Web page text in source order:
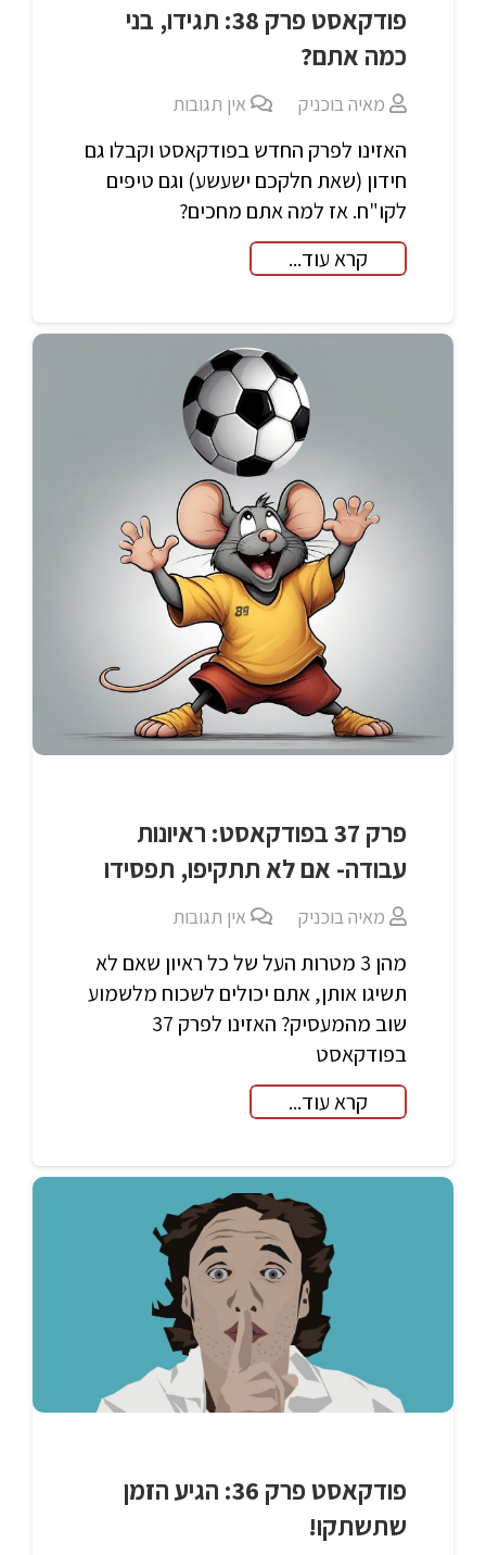
פודקאסט פרק 38: תגידו, בני
כמה אתם?
מאיה בוכניק אין תגובות
האזינו לפרק החדש בפודקאסט וקבלו גם
חידון (שאת חלקכם ישעשע) וגם טיפים
לקו"ח. אז למה אתם מחכים?
קרא עוד...
פרק 37 בפודקאסט: ראיונות
עבודה- אם לא תתקיפו, תפסידו
מאיה בוכניק אין תגובות
מהן 3 מטרות העל של כל ראיון שאם לא
תשיגו אותן, אתם יכולים לשכוח מלשמוע
שוב מהמעסיק? האזינו לפרק 37
בפודקאסט
קרא עוד...
פודקאסט פרק 36: הגיע הזמן
שתשתקו!